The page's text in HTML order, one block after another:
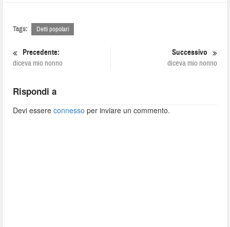
Tags: Detti popolari
Precedente:
diceva mio nonno
Successivo
diceva mio nonno
Rispondi a
Devi essereconnesso per inviare un commento.